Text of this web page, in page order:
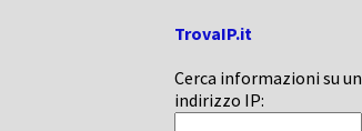
TrovaIP.it
Cerca informazioni su un
indirizzo IP: